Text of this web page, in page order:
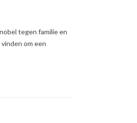
tegen familie en
om een